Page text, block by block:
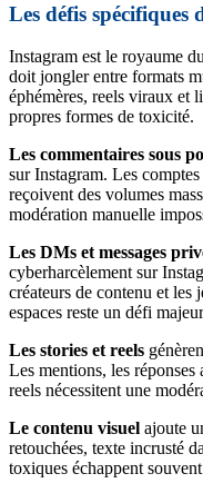
Les défis
Instagram est le royaume
doit jongler entre formats
éphémères, reels viraux et
propres formes de toxicité.
Les commentaires sous
sur Instagram. Les
reçoivent des volumes
modération manuelle
Les DMs et messages
cyberharcèlement sur
créateurs de contenu et les
espaces reste un défi
Les stories et reels
Les mentions, les réponses
reels nécessitent une
Le contenu visuel ajoute
retouchées, texte incrusté
toxiques échappent